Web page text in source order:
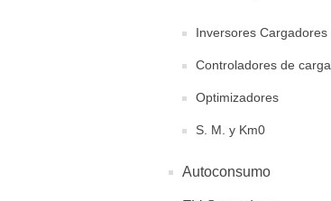
Inversores Cargadores
Controladores de carga
Optimizadores
S. M. y Km0
Autoconsumo